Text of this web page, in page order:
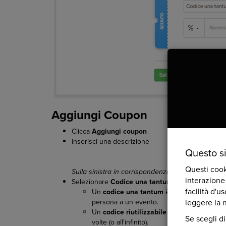
Aggiungi Coupon
CliccaAggiungi coupon
inserisci una descrizione
Sulla sinistra in corrispondenza di 'Coupon è
Selezionare Codice una tantum Codice
Un codice una tantum è un codice che
persona a un evento.
Un codice riutilizzabile è un codice
volte (o all'infinito).
Questi
facilità
leggere la
Se scegli